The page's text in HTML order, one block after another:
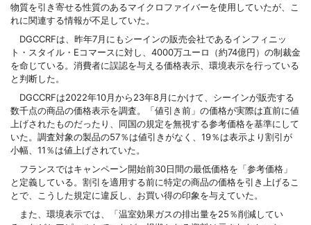
物質を引き寄せる性質のあるマイクロファイバーを使用していたが、こ
れに関連する情報が不足していた。
DGCCRFは、昨年7月にもシーインの販売会社であるインフィニッ
ト・スタイル・Eコマースに対し、4000万ユーロ（約74億円）の制裁金
を命じている。消費者に誤認を与える価格表示、環境表示を行っている
と判断した。
DGCCRFは2022年10月から23年8月にかけて、シーインが販売する
数千点の商品の価格表示を調査。「値引き前」の価格が実際は直前に値
上げされたものだったり、同国の規定を無視する参考価格を基準にして
いた。調査対象の製品の57％は値引きがなく、19％は表示より割引が
小幅、11％は値上げされていた。
フランスではキャンペーン開始前30日間の最低価格を「参考価格」
と定義している。割引を適用する前に特定の商品の価格を引き上げるこ
とで、こうした規定に違反し、お買い得の印象を与えていた。
また、環境表示では、「温室効果ガスの排出量を25％削減してい